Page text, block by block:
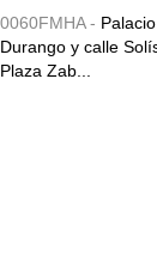
0060FMHA -
Durango y calle
Plaza Zab...